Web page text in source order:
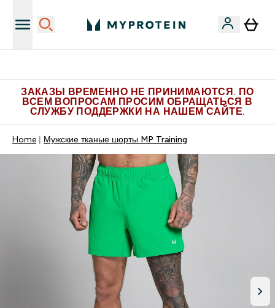
ЗАКАЗЫ ВРЕМЕННО НЕ ПРИНИМАЮТСЯ. ПО
ВСЕМ ВОПРОСАМ ПРОСИМ ОБРАЩАТЬСЯ В
СЛУЖБУ ПОДДЕРЖКИ НА НАШЕМ САЙТЕ.
Home Мужские тканые шорты MP Training